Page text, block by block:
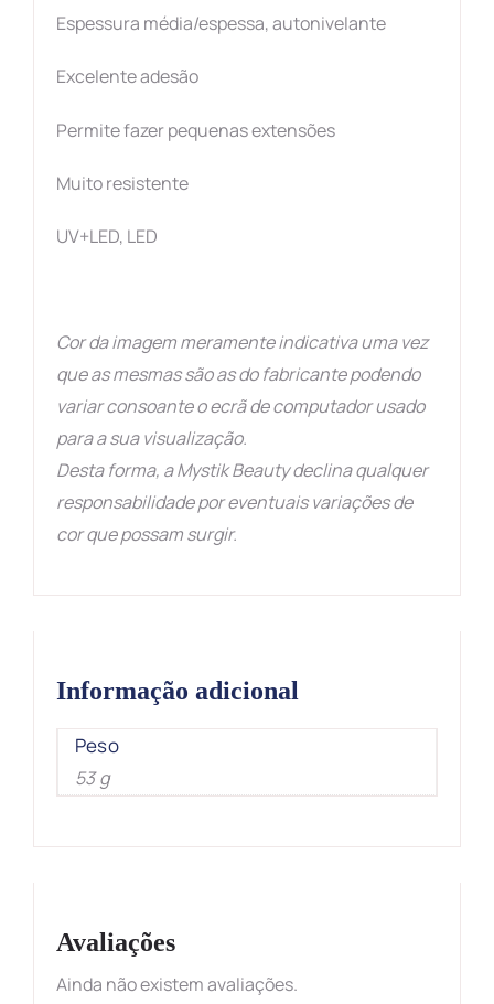
Espessura média/espessa, autonivelante
Excelente adesão
Permite fazer pequenas extensões
Muito resistente
UV+LED, LED
Cor da imagem meramente indicativa uma vez
que as mesmas são as do fabricante podendo
variar consoante o ecrã de computador usado
para a sua visualização.
Desta forma, a Mystik Beauty declina qualquer
responsabilidade por eventuais variações de
cor que possam surgir.
Informação adicional
Peso
53 g
Avaliações
Ainda não existem avaliações.